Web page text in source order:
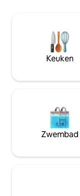
boerenmarkten,
Op slechts 2 km
gemakkelijk
gemakkelijk te
slaapkamers/
Keuken
Zwembad